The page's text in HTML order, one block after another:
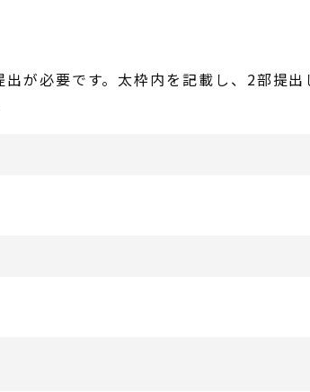
が必要です。太枠内を記載し、2部提出